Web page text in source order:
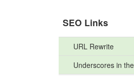
SEO Links
URL Rewrite
Underscores in